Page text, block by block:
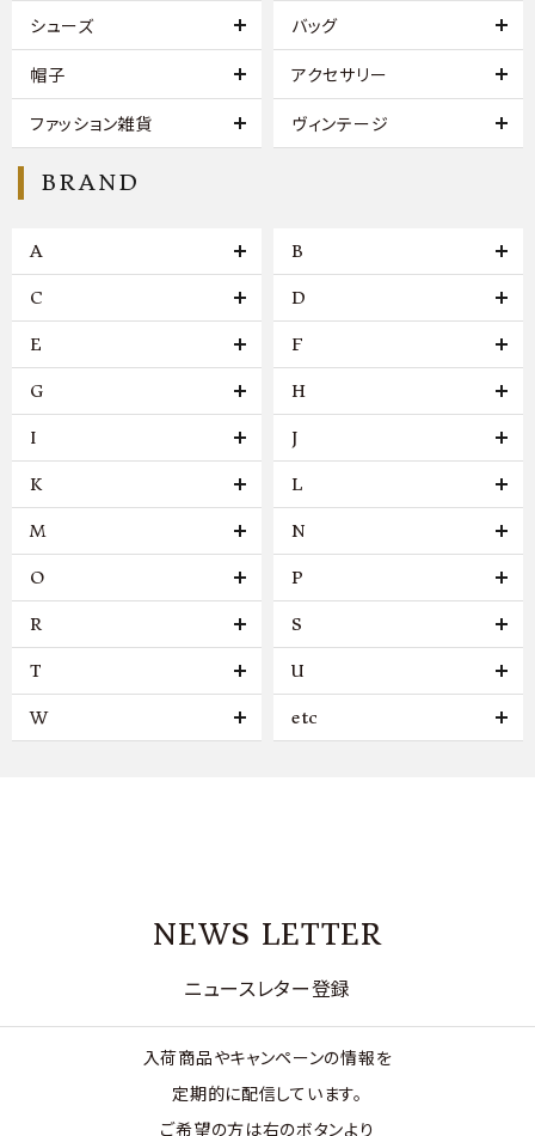
シューズ バッグ
帽子 アクセサリー
ファッション雑貨 ヴィンテージ
BRAND
A B
C D
E F
G H
I J
K L
M N
O P
R S
T U
W etc
NEWS LETTER
ニュースレター登録
入荷商品やキャンペーンの情報を
定期的に配信しています。
ご希望の方は右のボタンより